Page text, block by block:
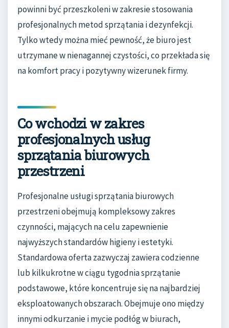
powinni być przeszkoleni w zakresie stosowania
profesjonalnych metod sprzątania i dezynfekcji.
Tylko wtedy można mieć pewność, że biuro jest
utrzymane w nienagannej czystości, co przekłada się
na komfort pracy i pozytywny wizerunek firmy.
Co wchodzi w zakres
profesjonalnych usług
sprzątania biurowych
przestrzeni
Profesjonalne usługi sprzątania biurowych
przestrzeni obejmują kompleksowy zakres
czynności, mających na celu zapewnienie
najwyższych standardów higieny i estetyki.
Standardowa oferta zazwyczaj zawiera codzienne
lub kilkukrotne w ciągu tygodnia sprzątanie
podstawowe, które koncentruje się na najbardziej
eksploatowanych obszarach. Obejmuje ono między
innymi odkurzanie i mycie podłóg w biurach,